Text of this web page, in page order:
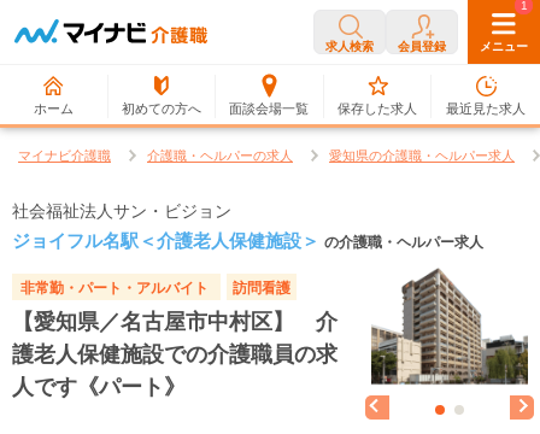
求人検索 会員登録 メニュー
ホーム 初めての方へ 面談会場一覧
0
保存した求人
1
最近見た求人
マイナビ介護職 介護職・ヘルパーの求人 愛知県の介護職・ヘルパー求人
社会福祉法人サン・ビジョン
ジョイフル名駅＜介護老人保健施設＞ の介護職・ヘルパー求人
非常勤・パート・アルバイト 訪問看護
【愛知県／名古屋市中村区】 介
護老人保健施設での介護職員の求
人です《パート》